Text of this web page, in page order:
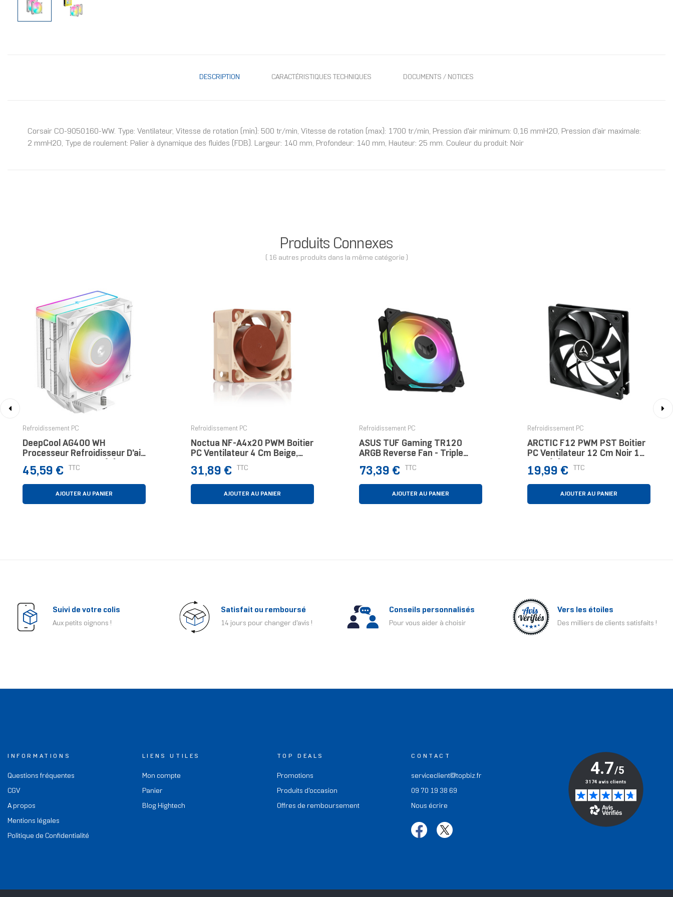
DESCRIPTION CARACTÉRISTIQUES TECHNIQUES DOCUMENTS / NOTICES
Corsair CO-9050160-WW. Type: Ventilateur, Vitesse de rotation (min): 500 tr/min, Vitesse de rotation (max): 1700 tr/min, Pression d'air minimum: 0,16 mmH2O, Pression d'air maximale:
2 mmH2O, Type de roulement: Palier à dynamique des fluides (FDB). Largeur: 140 mm, Profondeur: 140 mm, Hauteur: 25 mm. Couleur du produit: Noir
Produits Connexes
( 16 autres produits dans la même catégorie )
Refroidissement PC
DeepCool AG400 WH
Processeur Refroidisseur D'air
12 Cm Blanc 1 Pièce(s)
Prix
45,59 € TTC
AJOUTER AU PANIER
Refroidissement PC
Noctua NF-A4x20 PWM Boitier
PC Ventilateur 4 Cm Beige,
Prix
31,89 € TTC
AJOUTER AU PANIER
Refroidissement PC
ASUS TUF Gaming TR120
ARGB Reverse Fan - Triple
Pack Boitier PC Ventilateur 12
Cm Noir
Prix
73,39 € TTC
AJOUTER AU PANIER
Refroidissement PC
ARCTIC F12 PWM PST Boitier
PC Ventilateur 12 Cm Noir 1
Prix
19,99 € TTC
AJOUTER AU PANIER
Suivi de votre colis
Aux petits oignons !
Satisfait ou remboursé
14 jours pour changer d'avis !
Conseils personnalisés
Pour vous aider à choisir
Vers les étoiles
Des milliers de clients satisfaits !
INFORMATIONS
Questions fréquentes
CGV
A propos
Mentions légales
Politique de Confidentialité
LIENS UTILES
Mon compte
Panier
Blog Hightech
TOP DEALS
Promotions
Produits d'occasion
Offres de remboursement
CONTACT
serviceclient@topbiz.fr
09 70 19 38 69
Nous écrire